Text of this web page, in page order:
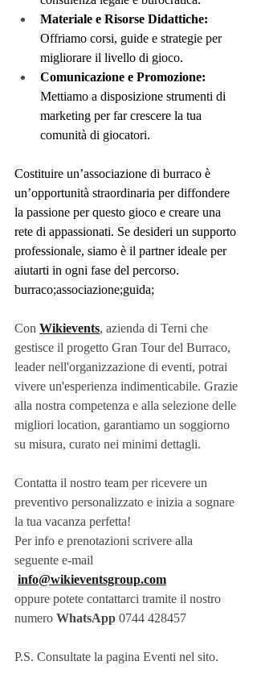
Materiale e Risorse Didattiche:
Offriamo corsi, guide e strategie per
migliorare il livello di gioco.
Comunicazione e Promozione:
Mettiamo a disposizione strumenti di
marketing per far crescere la tua
comunità di giocatori.
Costituire un’associazione di burraco è
un’opportunità straordinaria per diffondere
la passione per questo gioco e creare una
rete di appassionati. Se desideri un supporto
professionale, siamo è il partner ideale per
aiutarti in ogni fase del percorso.
burraco;associazione;guida;
Con Wikievents, azienda di Terni che
gestisce il progetto Gran Tour del Burraco,
leader nell'organizzazione di eventi, potrai
vivere un'esperienza indimenticabile. Grazie
alla nostra competenza e alla selezione delle
migliori location, garantiamo un soggiorno
su misura, curato nei minimi dettagli.
Contatta il nostro team per ricevere un
preventivo personalizzato e inizia a sognare
la tua vacanza perfetta!
Per info e prenotazioni scrivere alla
seguente e-mail
info@wikieventsgroup.com
oppure potete contattarci tramite il nostro
numero WhatsApp 0744 428457
P.S. Consultate la pagina Eventi nel sito.